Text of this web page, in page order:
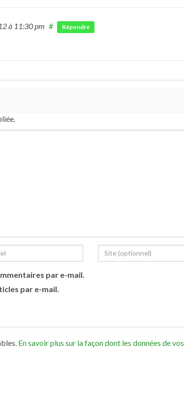
à 11:30 pm # Répondre
par e-mail.
par e-mail.
En savoir plus sur la façon dont les données de vos